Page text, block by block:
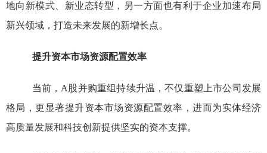
地向新模式、新业态转型，另一方面也有利于企业加速布局
新兴领域，打造未来发展的新增长点。
提升资本市场资源配置效率
当前，A股并购重组持续升温，不仅重塑上市公司发展
格局，更显著提升资本市场资源配置效率，进而为实体经济
高质量发展和科技创新提供坚实的资本支撑。